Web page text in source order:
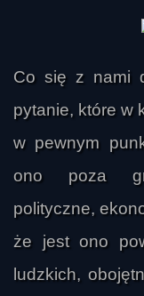
Co się z nami
pytanie, które w
w pewnym
ono poza
polityczne,
że jest ono
ludzkich,